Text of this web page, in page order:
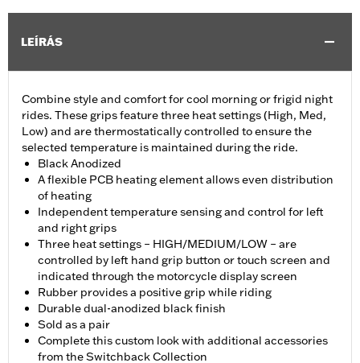
LEÍRÁS
Combine style and comfort for cool morning or frigid night
rides. These grips feature three heat settings (High, Med,
Low) and are thermostatically controlled to ensure the
selected temperature is maintained during the ride.
Black Anodized
A flexible PCB heating element allows even distribution
of heating
Independent temperature sensing and control for left
and right grips
Three heat settings – HIGH/MEDIUM/LOW – are
controlled by left hand grip button or touch screen and
indicated through the motorcycle display screen
Rubber provides a positive grip while riding
Durable dual-anodized black finish
Sold as a pair
Complete this custom look with additional accessories
from the Switchback Collection